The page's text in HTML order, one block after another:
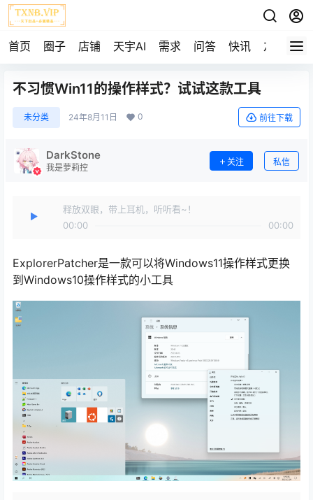
首页 圈子 店铺 天宇AI 需求 问答 快讯 友链
不习惯Win11的操作样式？试试这款工具
未分类 24年8月11日 0 前往下载
DarkStone
我是萝莉控
关注 私信
释放双眼，带上耳机，听听看~！
00:00
00:00
ExplorerPatcher是一款可以将Windows11操作样式更换
到Windows10操作样式的小工具